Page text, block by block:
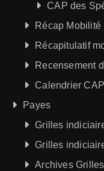
CAP des
Récap Mobilité
Récapitulatif
Recensement
Calendrier CAP
Payes
Grilles
Grilles
Archives